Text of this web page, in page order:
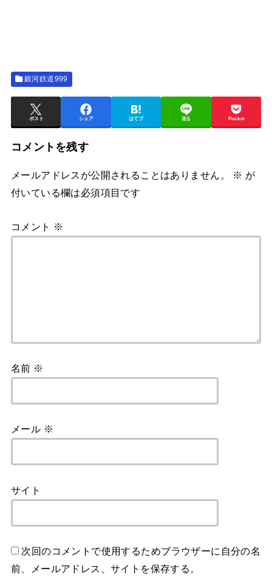
銀河鉄道999
ポスト シェア はてブ 送る Pocket
コメントを残す
メールアドレスが公開されることはありません。 ※ が
付いている欄は必須項目です
コメント ※
名前 ※
メール ※
サイト
次回のコメントで使用するためブラウザーに自分の名
前、メールアドレス、サイトを保存する。